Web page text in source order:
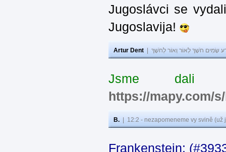
Jugoslávci se
Jugoslavija!
Artur Dent שָׂמִים חֹשֶׁךְ לְאוֹר וְאוֹר לְחֹשֶׁךְ
Jsme dali
https://mapy.com/
B. 12:2 - nezapomeneme vy svině
Frankenstein: